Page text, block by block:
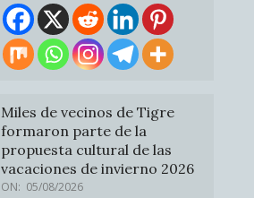
Miles de vecinos de Tigre
formaron parte de la
propuesta cultural de las
vacaciones de invierno 2026
ON: 05/08/2026